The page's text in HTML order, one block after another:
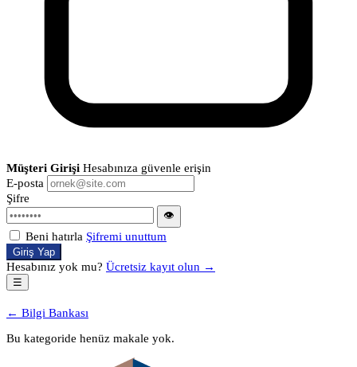
Müşteri Girişi Hesabınıza güvenle erişin
E-posta
Şifre
👁
Beni hatırla Şifremi unuttum
Giriş Yap
Hesabınız yok mu? Ücretsiz kayıt olun →
☰
← Bilgi Bankası
Bu kategoride henüz makale yok.